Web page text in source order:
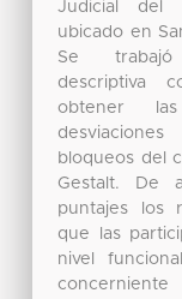
Judicial del
ubicado en
Se
descriptiva
obtener
bloqueos del
Gestalt. De
puntajes los
que las
nivel